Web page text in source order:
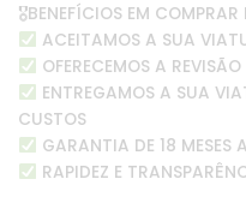
🎖BENEFÍCIOS EM
ACEITAMOS A SUA
OFERECEMOS A
ENTREGAMOS A SUA
CUSTOS
GARANTIA DE 18 MESES
RAPIDEZ E